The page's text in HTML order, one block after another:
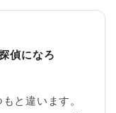
偵になろ
と違います。